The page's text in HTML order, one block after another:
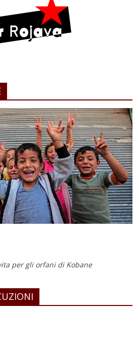
per gli orfani di Kobane